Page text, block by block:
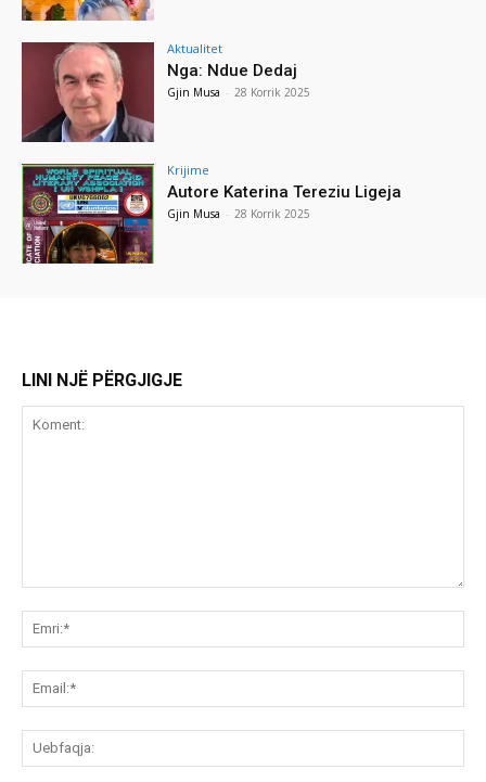
Aktualitet
Nga: Ndue Dedaj
Gjin Musa - 28 Korrik 2025
Krijime
Autore Katerina Tereziu Ligeja
Gjin Musa - 28 Korrik 2025
LINI NJË PËRGJIGJE